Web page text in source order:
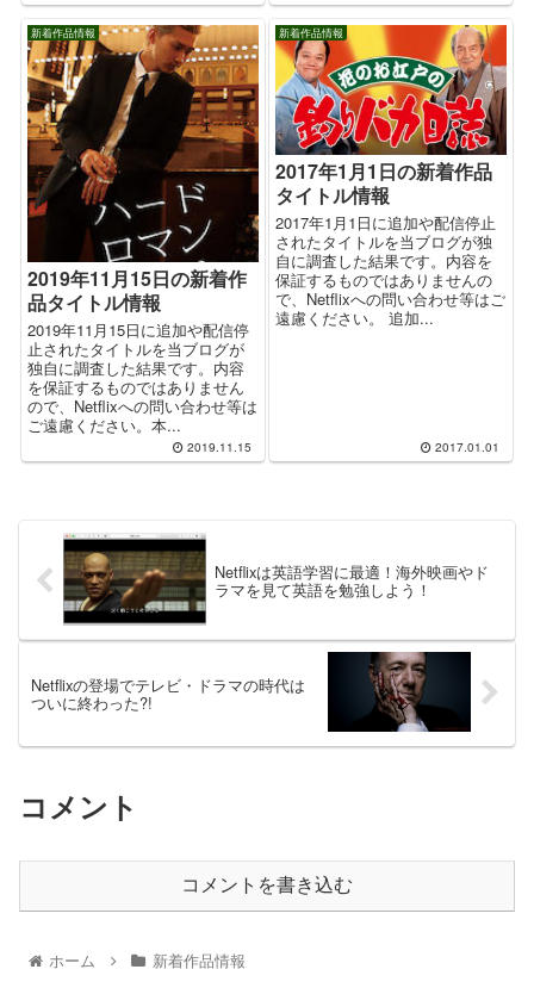
新着作品情報
2019年11月15日の新着作
品タイトル情報
2019年11月15日に追加や配信停
止されたタイトルを当ブログが
独自に調査した結果です。内容
を保証するものではありません
ので、Netflixへの問い合わせ等は
ご遠慮ください。本...
2019.11.15
新着作品情報
2017年1月1日の新着作品
タイトル情報
2017年1月1日に追加や配信停止
されたタイトルを当ブログが独
自に調査した結果です。内容を
保証するものではありませんの
で、Netflixへの問い合わせ等はご
遠慮ください。 追加...
2017.01.01
Netflixは英語学習に最適！海外映画やド
ラマを見て英語を勉強しよう！
Netflixの登場でテレビ・ドラマの時代は
ついに終わった?!
コメント
コメントを書き込む
ホーム 新着作品情報